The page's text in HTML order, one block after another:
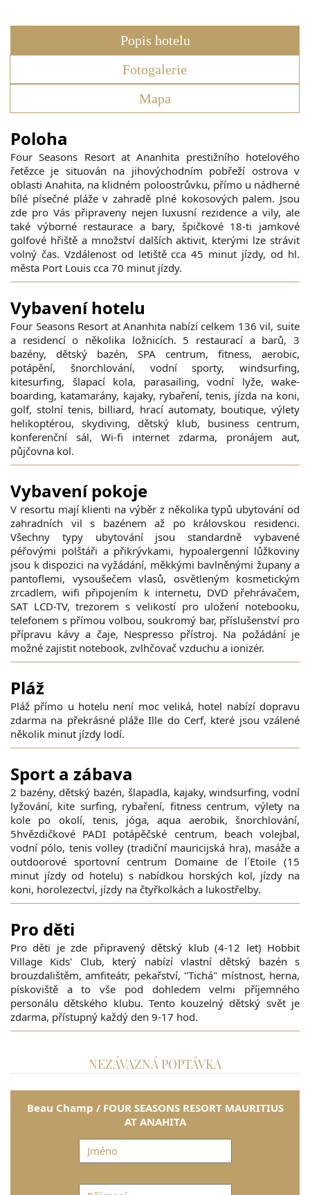
Popis hotelu
Fotogalerie
Mapa
Poloha
Four Seasons Resort at Ananhita prestižního hotelového
řetězce je situován na jihovýchodním pobřeží ostrova v
oblasti Anahita, na klidném poloostrůvku, přímo u nádherné
bílé písečné pláže v zahradě plné kokosových palem. Jsou
zde pro Vás připraveny nejen luxusní rezidence a vily, ale
také výborné restaurace a bary, špičkové 18-ti jamkové
golfové hřiště a množství dalších aktivit, kterými lze strávit
volný čas. Vzdálenost od letiště cca 45 minut jízdy, od hl.
města Port Louis cca 70 minut jízdy.
Vybavení hotelu
Four Seasons Resort at Ananhita nabízí celkem 136 vil, suite
a residencí o několika ložnicích. 5 restaurací a barů, 3
bazény, dětský bazén, SPA centrum, fitness, aerobic,
potápění, šnorchlování, vodní sporty, windsurfing,
kitesurfing, šlapací kola, parasailing, vodní lyže, wake-
boarding, katamarány, kajaky, rybaření, tenis, jízda na koni,
golf, stolní tenis, billiard, hrací automaty, boutique, výlety
helikoptérou, skydiving, dětský klub, business centrum,
konferenční sál, Wi-fi internet zdarma, pronájem aut,
půjčovna kol.
Vybavení pokoje
V resortu mají klienti na výběr z několika typů ubytování od
zahradních vil s bazénem až po královskou residenci.
Všechny typy ubytování jsou standardně vybavené
péřovými polštáři a přikrývkami, hypoalergenní lůžkoviny
jsou k dispozici na vyžádání, měkkými bavlněnými župany a
pantoflemi, vysoušečem vlasů, osvětleným kosmetickým
zrcadlem, wifi připojením k internetu, DVD přehrávačem,
SAT LCD-TV, trezorem s velikostí pro uložení notebooku,
telefonem s přímou volbou, soukromý bar, příslušenství pro
přípravu kávy a čaje, Nespresso přístroj. Na požádání je
možné zajistit notebook, zvlhčovač vzduchu a ionizér.
Pláž
Pláž přímo u hotelu není moc veliká, hotel nabízí dopravu
zdarma na překrásné pláže Ille do Cerf, které jsou vzálené
několik minut jízdy lodí.
Sport a zábava
2 bazény, dětský bazén, šlapadla, kajaky, windsurfing, vodní
lyžování, kite surfing, rybaření, fitness centrum, výlety na
kole po okolí, tenis, jóga, aqua aerobik, šnorchlování,
5hvězdičkové PADI potápěčské centrum, beach volejbal,
vodní pólo, tenis volley (tradiční mauricijská hra), masáže a
outdoorové sportovní centrum Domaine de l´Etoile (15
minut jízdy od hotelu) s nabídkou horských kol, jízdy na
koni, horolezectví, jízdy na čtyřkolkách a lukostřelby.
Pro děti
Pro děti je zde připravený dětský klub (4-12 let) Hobbit
Village Kids' Club, který nabízí vlastní dětský bazén s
brouzdalištěm, amfiteátr, pekařství, "Tichá" místnost, herna,
pískoviště a to vše pod dohledem velmi příjemného
personálu dětského klubu. Tento kouzelný dětský svět je
zdarma, přístupný každý den 9-17 hod.
NEZÁVAZNÁ POPTÁVKA
Beau Champ / FOUR SEASONS RESORT MAURITIUS
AT ANAHITA